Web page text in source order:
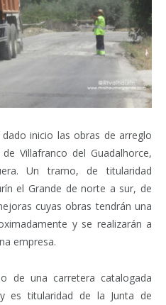
inicio las obras de arreglo
Villafranco del Guadalhorce,
Un tramo, de titularidad
el Grande de norte a sur, de
cuyas obras tendrán una
y se realizarán a
empresa.
de una carretera catalogada
es titularidad de la Junta de